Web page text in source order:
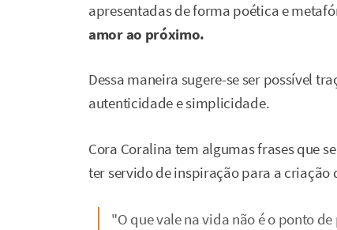
apresentadas de forma poética e
amor ao próximo.
Dessa maneira sugere-se ser possível
autenticidade e simplicidade.
Cora Coralina tem algumas frases que
ter servido de inspiração para a criação
"O que vale na vida não é o ponto